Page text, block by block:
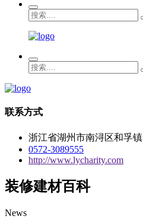
联系方式
浙江省湖州市南浔区和孚
0572-3089555
http://www.lycharity.com
装修建材百科
News